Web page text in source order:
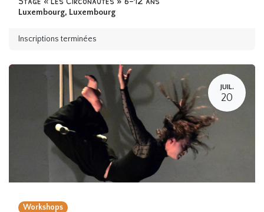
Luxembourg, Luxembourg
Inscriptions terminées
JUIL.
20
Workshops